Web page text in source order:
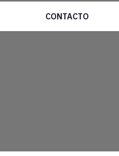
Javier Jiménez.-Hemos
CONTACTO